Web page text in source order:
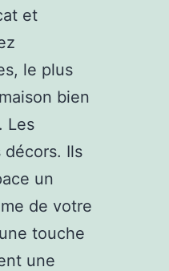
et
le plus
bien
Les
Ils
un
de votre
touche
une